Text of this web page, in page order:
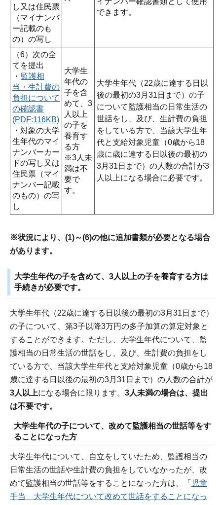
し又は住民票
（マイナンバ
ー記載のも
の）の写し
できます。
（6）次の全
てを提出
・ 監護相
当・生計費の
負担について
の確認書
(PDF:116KB)
・対象の大学
生年代のマイ
ナンバーカー
ドの写し又は
住民票（マイ
ナンバー記載
のもの）の写
し
大学生
年代の
子を含
めて、3
人以上
の子を
養育す
る方
※3人未
満は不
要で
す。
大学生年代（22歳に達する日以
後の最初の3月31日まで）の子
について監護相当の日常生活の
世話をし、及び、生計費の負担
をしている方で、当該大学生年
代と支給対象児童（0歳から18
歳に歳に達する日以後の最初の
3月31日まで）の人数の合計が3
人以上になる場合に必要です。
※状況により、(1)～(6)の他に追加書類が必要となる場合
があります。
大学生年代の子を含めて、3人以上の子を養育する方は
手続きが必要です。
大学生年代（22歳に達する日以後の最初の3月31日まで）
の子について、第3子以降3万円の多子加算の算定対象と
することができます。ただし、大学生年代について、監
護相当の日常生活の世話をし、及び、生計費の負担をし
ている方で、当該大学生年代と支給対象児童（0歳から18
歳に達する日以後の最初の3月31日まで）の人数の合計が
3人以上になる場合に限ります。 3人未満の場合は、提出
は不要です。
大学生年代の子について、改めて監護相当の世話等をす
ることになった方
大学生年代について、自立をしていたため、監護相当の
日常生活の世話や生計費の負担をしていなかったが、改
めて監護相当の世話等をすることになった方は、「 児童
手当 大学生年代について改めて世話をすることになっ